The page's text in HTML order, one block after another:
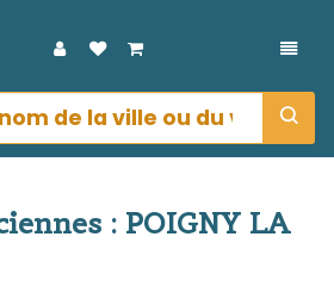
: POIGNY LA